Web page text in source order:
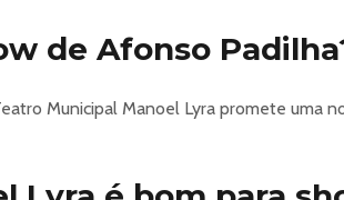
NA ENTRADA DO
2026 com um espetáculo totalmente
de Afonso
Municipal Manoel Lyra promete uma